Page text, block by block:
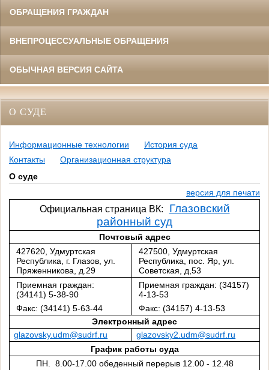
ОБРАЩЕНИЯ ГРАЖДАН
ВНЕПРОЦЕССУАЛЬНЫЕ ОБРАЩЕНИЯ
ОБЫЧНАЯ ВЕРСИЯ САЙТА
О СУДЕ
Информационные технологии
История суда
Контакты
Организационная структура
О суде
версия для печати
Официальная страница ВК:
Глазовский
районный суд
Почтовый адрес
427620, Удмуртская
Республика, г. Глазов, ул.
Пряженникова, д.29
427500, Удмуртская
Республика, пос. Яр, ул.
Советская, д,53
Приемная граждан:
(34141) 5-38-90
Факс: (34141) 5-63-44
Приемная граждан: (34157)
4-13-53
Факс: (34157) 4-13-53
Электронный адрес
glazovsky.udm@sudrf.ru
glazovsky2.udm@sudrf.ru
График работы суда
ПН. 8.00-17.00 обеденный перерыв 12.00 - 12.48